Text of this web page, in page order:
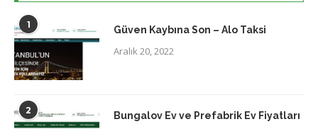
1 Güven Kaybına Son – Alo Taksi
Aralık 20, 2022
2 Bungalov Ev ve Prefabrik Ev Fiyatları